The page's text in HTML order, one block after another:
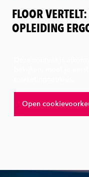
:
FLOOR
OPLEIDING
Open